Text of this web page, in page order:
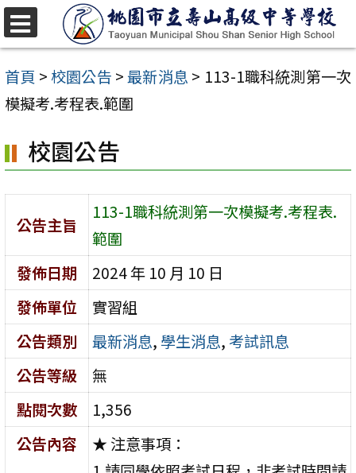
跳
至
主
要
容
區
首頁 >校園公告 >最新消息 > 113-1職科統測第一次
模擬考.考程表.範圍
校園公告
公告主旨
113-1職科統測第一次模擬考.考程表.
範圍
發佈日期
2024 年 10 月 10 日
發佈單位
實習組
公告類別
最新消息, 學生消息, 考試訊息
公告等級
無
點閱次數
1,356
公告內容
★ 注意事項：
選
單